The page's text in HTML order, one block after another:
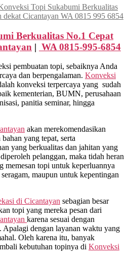
Topi Sukabumi Berkualitas
dekat Cicantayan WA 0815 995 6854
Berkualitas No.1 Cepat
| WA 0815-995-6854
pembuatan topi, sebaiknya Anda
dan berpengalaman. Konveksi
konveksi terpercaya yang sudah
kementerian, BUMN, perusahaan
panitia seminar, hingga
akan merekomendasikan
yang tepat, serta
yang berkualitas dan jahitan yang
pelanggan, maka tidah heran
memesan topi untuk keperluannya
maupun untuk kepentingan
di Cicantayan sebagian besar
topi yang mereka pesan dari
karena sesuai dengan
Apalagi dengan layanan waktu yang
Oleh karena itu, banyak
kebutuhan topinya di Konveksi